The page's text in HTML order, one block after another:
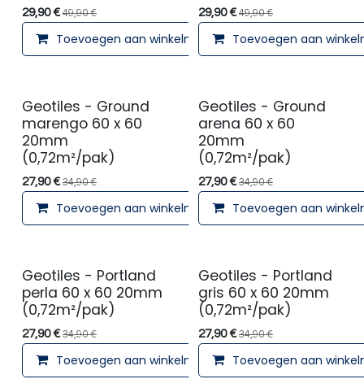
29,90€ 49,90€
Toevoegen aan winkelmandje
29,90€ 49,90€
Toevoegen aan
Geotiles - Ground
marengo 60 x 60
20mm
(0,72m²/pak)
27,90€ 34,90€
Toevoegen aan winkelmandje
Geotiles - Ground
arena 60 x 60
20mm
(0,72m²/pak)
27,90€ 34,90€
Toevoegen aan
Geotiles - Portland
perla 60 x 60 20mm
(0,72m²/pak)
27,90€ 34,90€
Toevoegen aan winkelmandje
Geotiles - Portland
gris 60 x 60 20mm
(0,72m²/pak)
27,90€ 34,90€
Toevoegen aan